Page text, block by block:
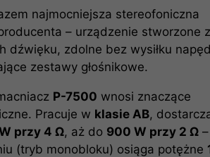
najmocniejsza stereofoniczna
– urządzenie stworzone
dźwięku, zdolne bez wysiłku
zestawy głośnikowe.
P-7500 wnosi znaczące
Pracuje w klasie AB,
przy 4 Ω, aż do 900 W przy 2 Ω
(tryb monobloku) osiąga potężne